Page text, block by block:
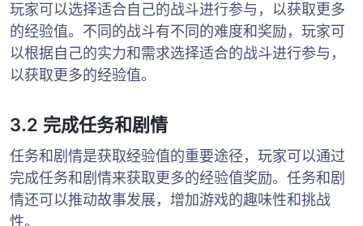
玩家可以选择适合自己的战斗进行参与，以获取更多
的经验值。不同的战斗有不同的难度和奖励，玩家可
以根据自己的实力和需求选择适合的战斗进行参与，
以获取更多的经验值。
3.2 完成任务和剧情
任务和剧情是获取经验值的重要途径，玩家可以通过
完成任务和剧情来获取更多的经验值奖励。任务和剧
情还可以推动故事发展，增加游戏的趣味性和挑战
性。